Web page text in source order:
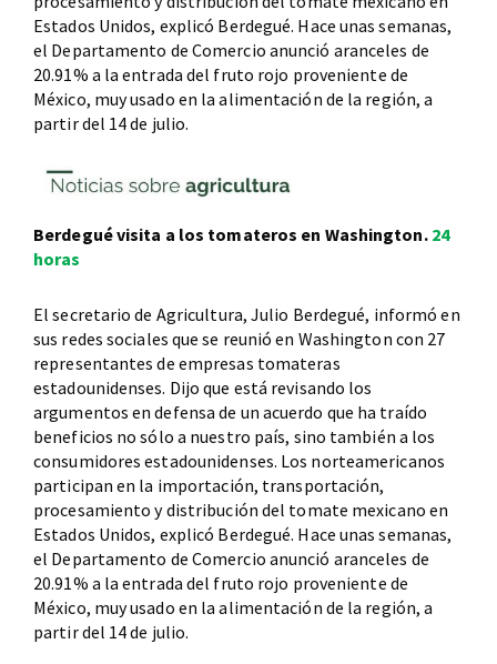
Estados Unidos, explicó Berdegué. Hace unas semanas,
el Departamento de Comercio anunció aranceles de
20.91% a la entrada del fruto rojo proveniente de
México, muy usado en la alimentación de la región, a
partir del 14 de julio.
Berdegué visita a los tomateros en Washington. 24
horas
El secretario de Agricultura, Julio Berdegué, informó en
sus redes sociales que se reunió en Washington con 27
representantes de empresas tomateras
estadounidenses. Dijo que está revisando los
argumentos en defensa de un acuerdo que ha traído
beneficios no sólo a nuestro país, sino también a los
consumidores estadounidenses. Los norteamericanos
participan en la importación, transportación,
procesamiento y distribución del tomate mexicano en
Estados Unidos, explicó Berdegué. Hace unas semanas,
el Departamento de Comercio anunció aranceles de
20.91% a la entrada del fruto rojo proveniente de
México, muy usado en la alimentación de la región, a
partir del 14 de julio.